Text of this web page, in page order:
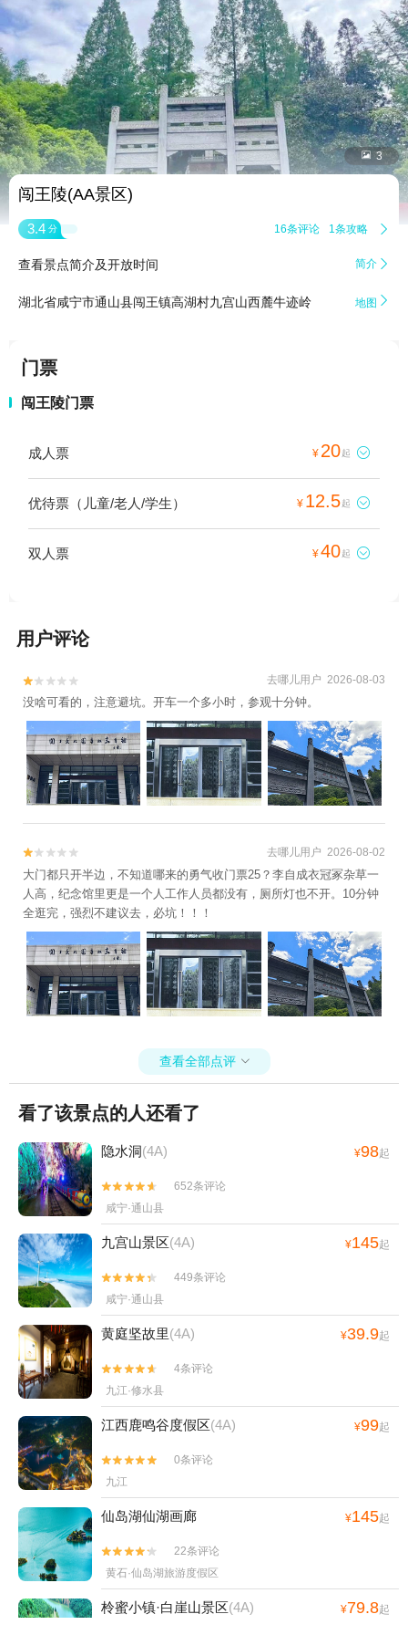
 3
闯王陵(AA景区)
3.4 分 16条评论 1条攻略 
查看景点简介及开放时间 简介 
湖北省咸宁市通山县闯王镇高湖村九宫山西麓牛迹岭 地图 
门票
闯王陵门票
成人票 ¥ 20起 
优待票（儿童/老人/学生） ¥ 12.5起 
双人票 ¥40起 
用户评论

 去哪儿用户 2026-08-03
没啥可看的，注意避坑。开车一个多小时，参观十分钟。

 去哪儿用户 2026-08-02
大门都只开半边，不知道哪来的勇气收门票25？李自成衣冠冢杂草一
人高，纪念馆里更是一个人工作人员都没有，厕所灯也不开。10分钟
全逛完，强烈不建议去，必坑！！！
查看全部点评 
看了该景点的人还看了
隐水洞(4A) ¥98起


652条评论
咸宁·通山县
九宫山景区(4A) ¥145起


449条评论
咸宁·通山县
黄庭坚故里(4A) ¥39.9起


4条评论
九江·修水县
江西鹿鸣谷度假区(4A) ¥99起


0条评论
九江
仙岛湖仙湖画廊 ¥145起


22条评论
黄石·仙岛湖旅游度假区
柃蜜小镇·白崖山景区(4A) ¥79.8起
